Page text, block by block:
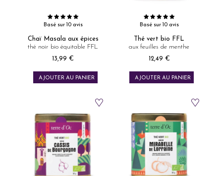
Basé sur 10 avis
Chaï Masala aux épices
thé noir bio équitable FFL
Prix
13,99 €
AJOUTER AU PANIER
Basé sur 10 avis
Thé vert bio FFL
aux feuilles de menthe
Prix
12,49 €
AJOUTER AU PANIER